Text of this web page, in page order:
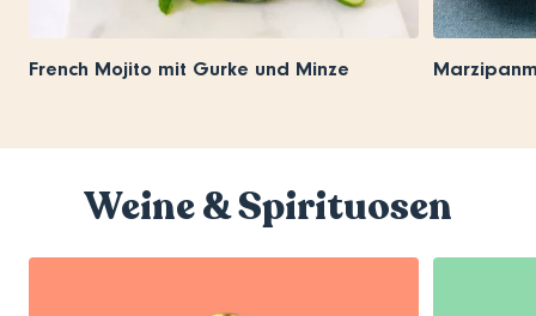
French Mojito mit Gurke und Minze
Weine & Spirituosen